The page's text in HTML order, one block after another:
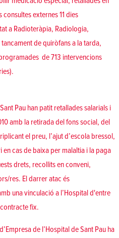
externes 11 dies
a Radioteràpia, Radiologia,
de quiròfans a la tarda,
de 713 intervencions
Pau han patit retallades salarials i
amb la retirada del fons social, del
el preu, l’ajut d’escola bressol,
cas de baixa per malaltia i la paga
drets, recollits en conveni,
res. El darrer atac és
una vinculació a l’Hospital d'entre
fix.
de l’Hospital de Sant Pau ha